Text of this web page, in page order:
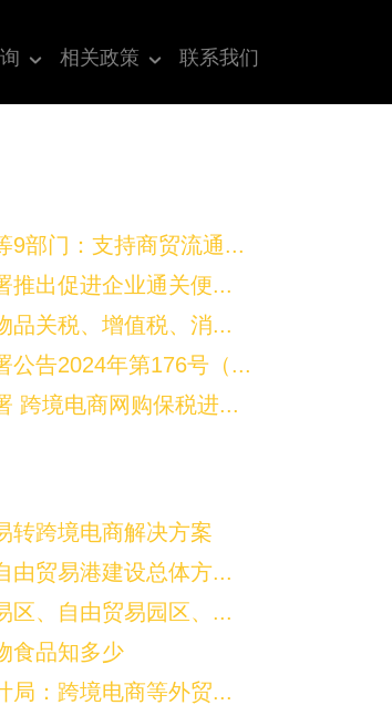
相关政策 联系我们
9部门：支持商贸流通...
推出促进企业通关便...
品关税、增值税、消...
公告2024年第176号（...
跨境电商网购保税进...
转跨境电商解决方案
由贸易港建设总体方...
区、自由贸易园区、...
食品知多少
局：跨境电商等外贸...